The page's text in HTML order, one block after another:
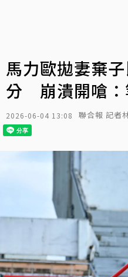
馬力歐拋妻棄
分 崩潰開嗆：
2026-06-04 13:08 聯合報 記者